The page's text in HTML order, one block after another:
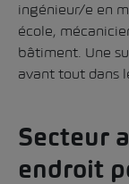
ingénieur/e en
école,
bâtiment. Une
avant tout dans
Secteur
endroit